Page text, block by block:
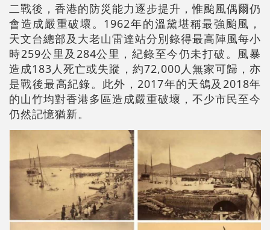
二戰後，香港的防災能力逐步提升，惟颱風偶爾仍
會造成嚴重破壞。1962年的溫黛堪稱最強颱風，
天文台總部及大老山雷達站分別錄得最高陣風每小
時259公里及284公里，紀錄至今仍未打破。風暴
造成183人死亡或失蹤，約72,000人無家可歸，亦
是戰後最高紀錄。此外，2017年的天鴿及2018年
的山竹均對香港多區造成嚴重破壞，不少市民至今
仍然記憶猶新。